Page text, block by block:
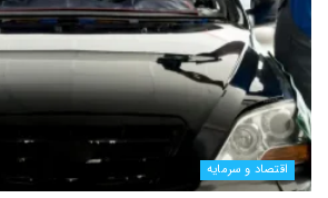
اقتصاد و سرمایه